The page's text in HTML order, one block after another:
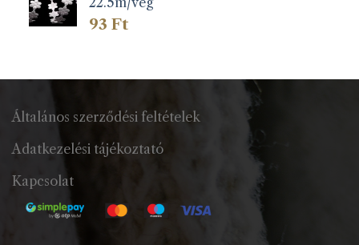
93 Ft
Általános szerződési feltételek
Adatkezelési tájékoztató
Kapcsolat